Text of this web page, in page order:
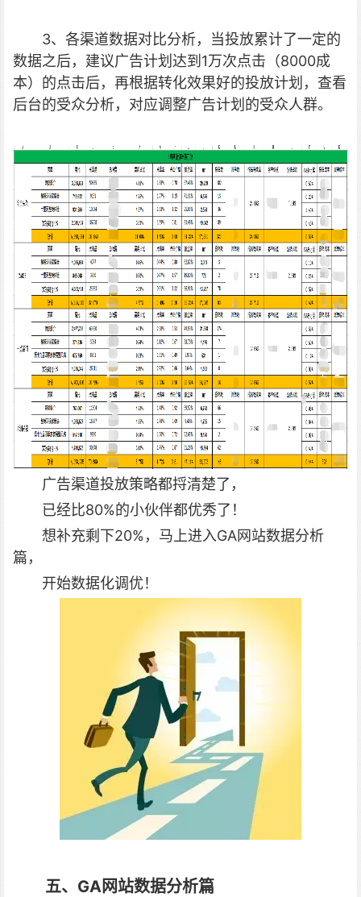
3、各渠道数据对比分析，当投放累计了一定的
数据之后，建议广告计划达到1万次点击（8000成
本）的点击后，再根据转化效果好的投放计划，查看
后台的受众分析，对应调整广告计划的受众人群。
广告渠道投放策略都捋清楚了，
已经比80%的小伙伴都优秀了！
想补充剩下20%，马上进入GA网站数据分析
篇，
开始数据化调优！
五、GA网站数据分析篇